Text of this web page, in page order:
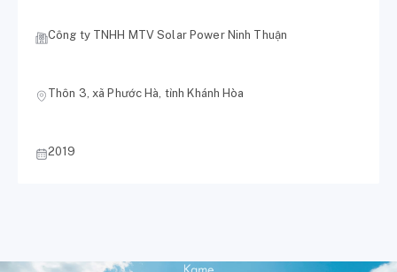
Công ty TNHH MTV Solar Power Ninh Thuận
Thôn 3, xã Phước Hà, tỉnh Khánh Hòa
2019